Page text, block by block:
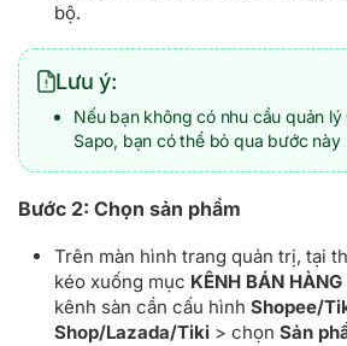
bộ.
Lưu ý:
Nếu bạn không có nhu cầu quản
Sapo, bạn có thể bỏ qua bước này
Bước 2: Chọn sản phẩm
Trên màn hình trang quản trị, tại
kéo xuống mục KÊNH BÁN HÀNG
kênh sàn cần cấu hình Shopee/
Shop/Lazada/Tiki > chọn Sản